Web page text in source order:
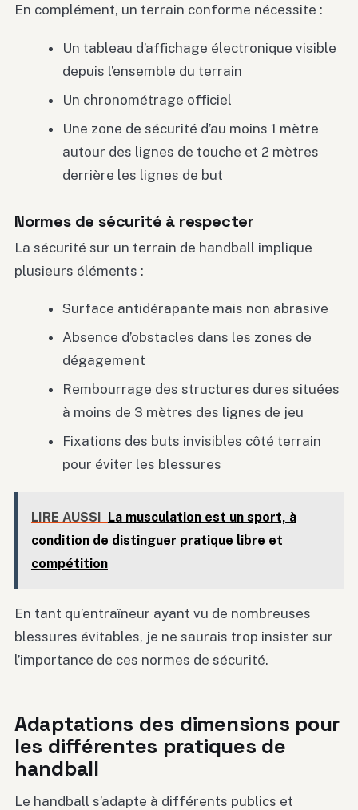
En complément, un terrain conforme nécessite :
Un tableau d’affichage électronique visible
depuis l’ensemble du terrain
Un chronométrage officiel
Une zone de sécurité d’au moins 1 mètre
autour des lignes de touche et 2 mètres
derrière les lignes de but
Normes de sécurité à respecter
La sécurité sur un terrain de handball implique
plusieurs éléments :
Surface antidérapante mais non abrasive
Absence d’obstacles dans les zones de
dégagement
Rembourrage des structures dures situées
à moins de 3 mètres des lignes de jeu
Fixations des buts invisibles côté terrain
pour éviter les blessures
LIRE AUSSI La musculation est un sport, à
condition de distinguer pratique libre et
compétition
En tant qu’entraîneur ayant vu de nombreuses
blessures évitables, je ne saurais trop insister sur
l’importance de ces normes de sécurité.
Adaptations des dimensions pour
les différentes pratiques de
handball
Le handball s’adapte à différents publics et